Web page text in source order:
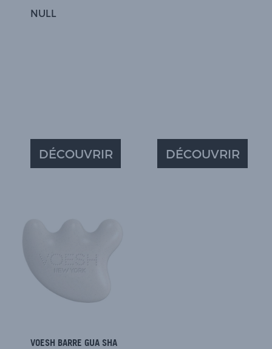
NULL
DÉCOUVRIR DÉCOUVRIR
VOESH BARRE GUA SHA